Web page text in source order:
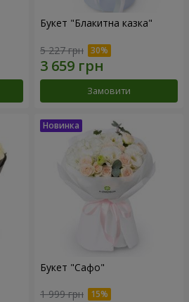
Букет "Блакитна казка"
5 227 грн
Замовити
Букет "Сафо"
1 999 грн